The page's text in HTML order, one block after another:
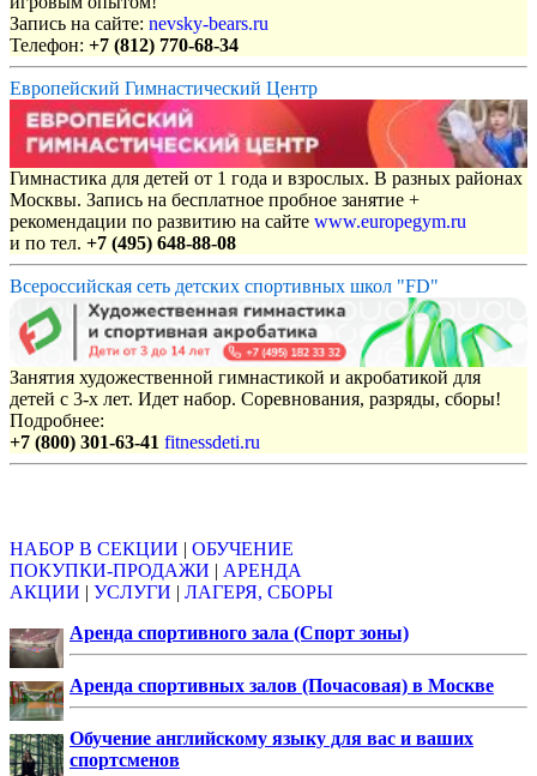
Запись на сайте: nevsky-bears.ru
Телефон: +7 (812) 770-68-34
Европейский Гимнастический Центр
Гимнастика для детей от 1 года и взрослых. В разных районах
Москвы. Запись на бесплатное пробное занятие +
рекомендации по развитию на сайте www.europegym.ru
и по тел. +7 (495) 648-88-08
Всероссийская сеть детских спортивных школ "FD"
Занятия художественной гимнастикой и акробатикой для
детей с 3-х лет. Идет набор. Соревнования, разряды, сборы!
Подробнее:
+7 (800) 301-63-41 fitnessdeti.ru
НАБОР В СЕКЦИИ | ОБУЧЕНИЕ
ПОКУПКИ-ПРОДАЖИ | АРЕНДА
АКЦИИ | УСЛУГИ | ЛАГЕРЯ, СБОРЫ
Аренда спортивного зала (Спорт зоны)
Аренда спортивных залов (Почасовая) в Москве
Обучение английскому языку для вас и ваших
спортсменов